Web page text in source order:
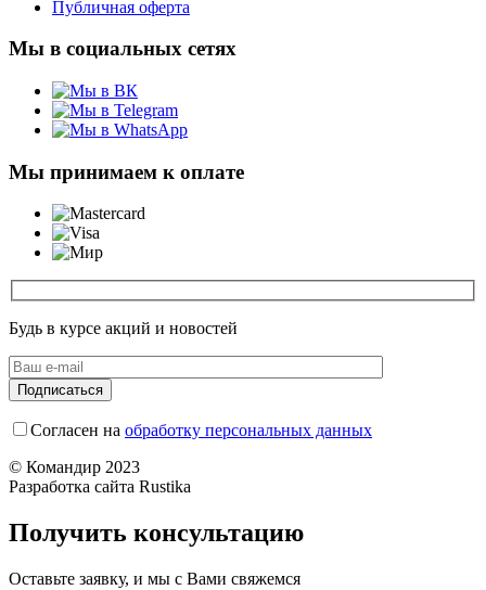
Публичная оферта
Мы в социальных сетях
Мы принимаем к оплате
Будь в курсе акций и новостей
Согласен на обработку персональных данных
© Командир 2023
Разработка сайта Rustika
Получить консультацию
Оставьте заявку, и мы с Вами свяжемся